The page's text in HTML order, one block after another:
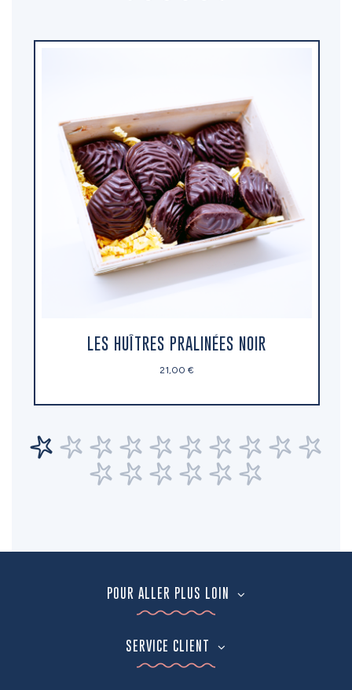
LES HUÎTRES PRALINÉES NOIR
21,00 €
POUR ALLER PLUS LOIN
SERVICE CLIENT